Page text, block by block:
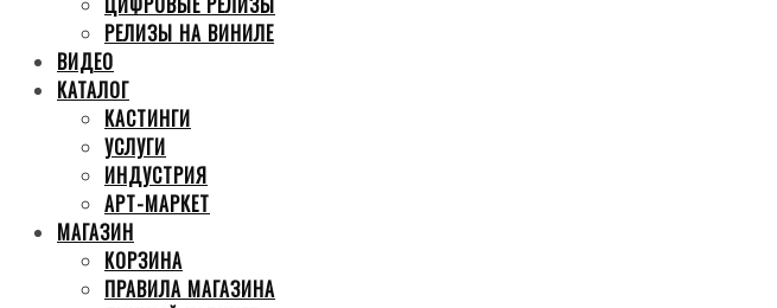
РЕЛИЗЫ НА ВИНИЛЕ
ВИДЕО
КАТАЛОГ
КАСТИНГИ
УСЛУГИ
ИНДУСТРИЯ
АРТ-МАРКЕТ
МАГАЗИН
КОРЗИНА
ПРАВИЛА МАГАЗИНА